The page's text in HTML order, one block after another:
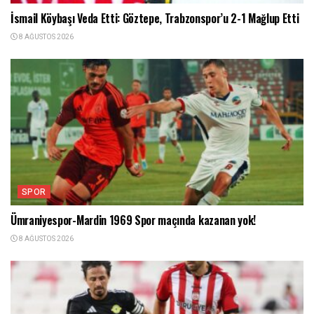
İsmail Köybaşı Veda Etti: Göztepe, Trabzonspor’u 2-1 Mağlup Etti
8 AĞUSTOS 2026
SPOR
Ümraniyespor-Mardin 1969 Spor maçında kazanan yok!
8 AĞUSTOS 2026